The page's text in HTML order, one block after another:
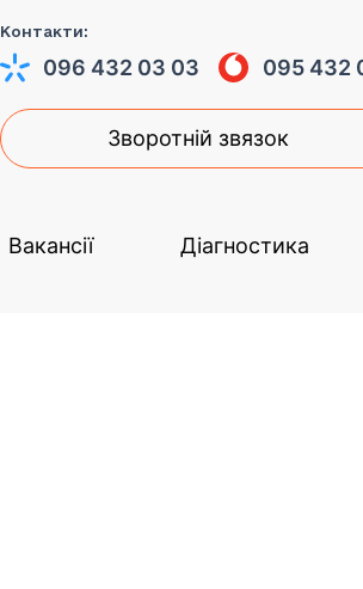
Контакти:
096 432 03 03 095 432
Зворотній звязок
Вакансії Діагностика